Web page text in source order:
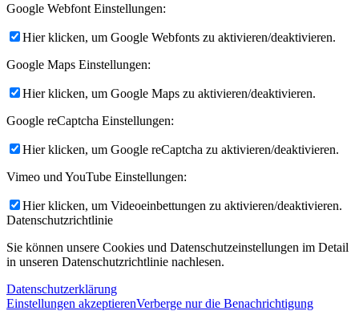
Google Webfont Einstellungen:
Hier klicken, um Google Webfonts zu aktivieren/deaktivieren.
Google Maps Einstellungen:
Hier klicken, um Google Maps zu aktivieren/deaktivieren.
Google reCaptcha Einstellungen:
Hier klicken, um Google reCaptcha zu aktivieren/deaktivieren.
Vimeo und YouTube Einstellungen:
Hier klicken, um Videoeinbettungen zu aktivieren/deaktivieren.
Datenschutzrichtlinie
Sie können unsere Cookies und Datenschutzeinstellungen im Detail
in unseren Datenschutzrichtlinie nachlesen.
Datenschutzerklärung
Einstellungen akzeptierenVerberge nur die Benachrichtigung